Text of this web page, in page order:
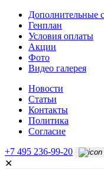
Дополнительные
Генплан
Условия оплаты
Акции
Фото
Видео галерея
Новости
Статьи
Контакты
Политика
Согласие
+7 495 236-99-20
✕